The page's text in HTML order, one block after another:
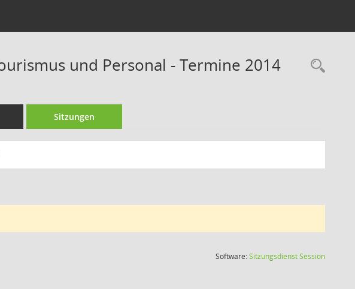
und Personal - Termine 2014
Sitzungen
Software:SitzungsdienstSession(Wird in